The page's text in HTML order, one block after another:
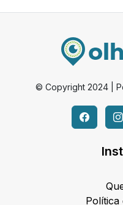
© Copyright 2024 |
Política